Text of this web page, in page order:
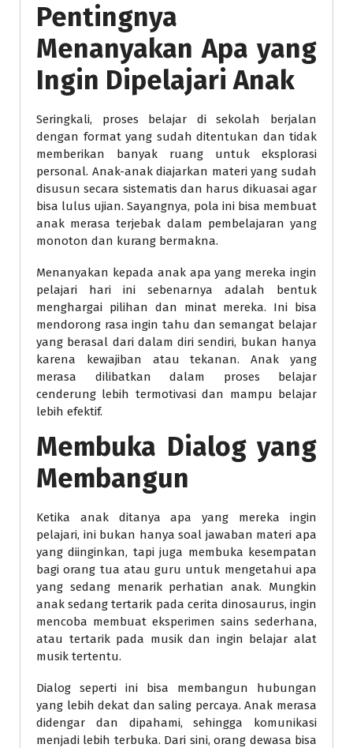
Pentingnya
Menanyakan Apa yang
Ingin Dipelajari Anak
Seringkali, proses belajar di sekolah berjalan
dengan format yang sudah ditentukan dan tidak
memberikan banyak ruang untuk eksplorasi
personal. Anak-anak diajarkan materi yang sudah
disusun secara sistematis dan harus dikuasai agar
bisa lulus ujian. Sayangnya, pola ini bisa membuat
anak merasa terjebak dalam pembelajaran yang
monoton dan kurang bermakna.
Menanyakan kepada anak apa yang mereka ingin
pelajari hari ini sebenarnya adalah bentuk
menghargai pilihan dan minat mereka. Ini bisa
mendorong rasa ingin tahu dan semangat belajar
yang berasal dari dalam diri sendiri, bukan hanya
karena kewajiban atau tekanan. Anak yang
merasa dilibatkan dalam proses belajar
cenderung lebih termotivasi dan mampu belajar
lebih efektif.
Membuka Dialog yang
Membangun
Ketika anak ditanya apa yang mereka ingin
pelajari, ini bukan hanya soal jawaban materi apa
yang diinginkan, tapi juga membuka kesempatan
bagi orang tua atau guru untuk mengetahui apa
yang sedang menarik perhatian anak. Mungkin
anak sedang tertarik pada cerita dinosaurus, ingin
mencoba membuat eksperimen sains sederhana,
atau tertarik pada musik dan ingin belajar alat
musik tertentu.
Dialog seperti ini bisa membangun hubungan
yang lebih dekat dan saling percaya. Anak merasa
didengar dan dipahami, sehingga komunikasi
menjadi lebih terbuka. Dari sini, orang dewasa bisa